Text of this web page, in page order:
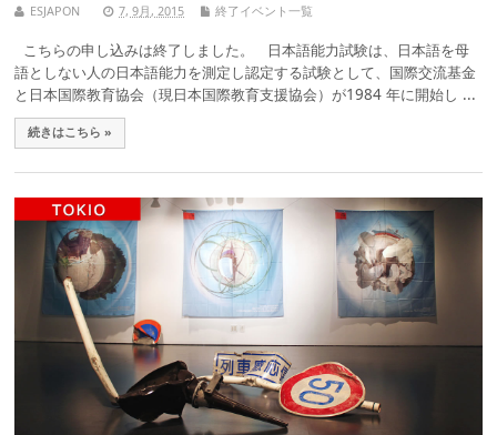
ESJAPON 7, 9月, 2015 終了イベント一覧
こちらの申し込みは終了しました。 日本語能力試験は、日本語を母
語としない人の日本語能力を測定し認定する試験として、国際交流基金
と日本国際教育協会（現日本国際教育支援協会）が1984 年に開始し ...
続きはこちら »